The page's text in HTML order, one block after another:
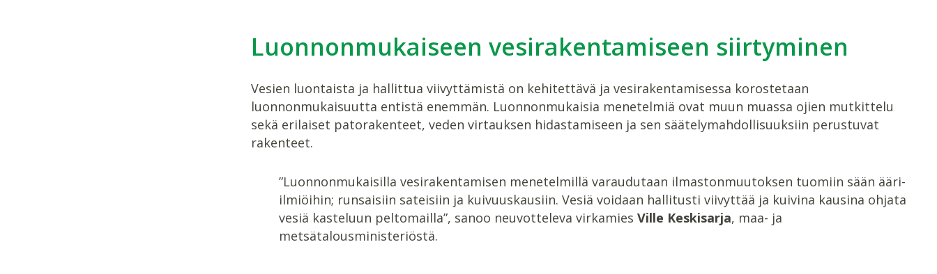
Luonnonmukaiseen vesirakentamiseen siirtyminen
Vesien luontaista ja hallittua viivyttämistä on kehitettävä ja vesirakentamisessa korostetaan
luonnonmukaisuutta entistä enemmän. Luonnonmukaisia menetelmiä ovat muun muassa ojien mutkittelu
sekä erilaiset patorakenteet, veden virtauksen hidastamiseen ja sen säätelymahdollisuuksiin perustuvat
rakenteet.
”Luonnonmukaisilla vesirakentamisen menetelmillä varaudutaan ilmastonmuutoksen tuomiin sään ääri-
ilmiöihin; runsaisiin sateisiin ja kuivuuskausiin. Vesiä voidaan hallitusti viivyttää ja kuivina kausina ohjata
vesiä kasteluun peltomailla”, sanoo neuvotteleva virkamies Ville Keskisarja, maa- ja
metsätalousministeriöstä.